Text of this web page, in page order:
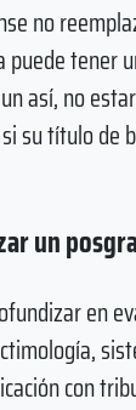
no
puede tener
así, no
su título de
un
en
con